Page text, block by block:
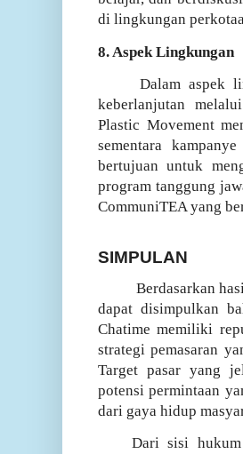
di lingkungan
8. Aspek Lingkungan
Dalam aspek
keberlanjutan
Plastic Movement
sementara
bertujuan untuk
program tanggung
CommuniTEA yang
SIMPULAN
Berdasarkan
dapat disimpulkan
Chatime memiliki
strategi pemasaran
Target pasar yang
potensi permintaan
dari gaya hidup
Dari sisi hukum